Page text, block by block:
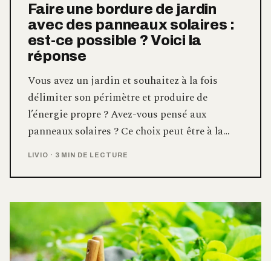
Faire une bordure de jardin
avec des panneaux solaires :
est-ce possible ? Voici la
réponse
Vous avez un jardin et souhaitez à la fois
délimiter son périmètre et produire de
l’énergie propre ? Avez-vous pensé aux
panneaux solaires ? Ce choix peut être à la…
LIVIO · 3 MIN DE LECTURE